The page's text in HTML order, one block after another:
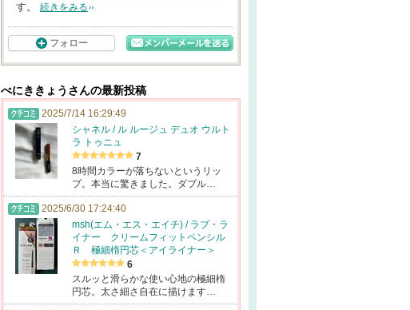
す。 続きをみる
フォロー
べにききょうさんの最新投稿
2025/7/14 16:29:49
シャネル / ル ルージュ デュオ ウルト
ラ トゥニュ
7
8時間カラーが落ちないというリッ
プ。本当に驚きました。ダブル…
2025/6/30 17:24:40
msh(エム・エス・エイチ) / ラブ・ラ
イナー クリームフィットペンシル
Ｒ 極細楕円芯＜アイライナー＞
6
スルッと滑らかな使い心地の極細楕
円芯。太さ細さ自在に描けます…